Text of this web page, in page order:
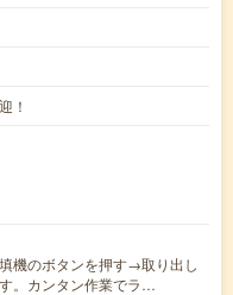
！
機のボタンを押す→取り出し
。カンタン作業でラ…